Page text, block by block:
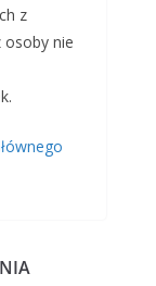
z
osoby nie